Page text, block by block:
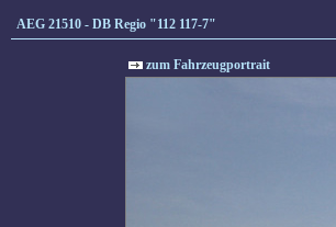
AEG 21510 - DB Regio "112 117-7"
zum Fahrzeugportrait